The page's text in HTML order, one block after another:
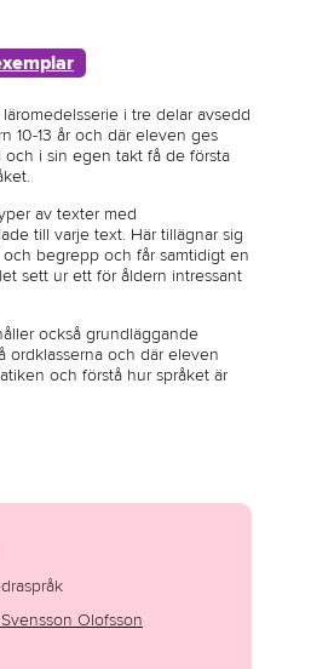
i tre delar avsedd
10-13 år och där eleven ges
i sin egen takt få de första
av texter med
till varje text. Här tillägnar sig
begrepp och får samtidigt en
sett ur ett för åldern intressant
också grundläggande
ordklasserna och där eleven
och förstå hur språket är
Olofsson